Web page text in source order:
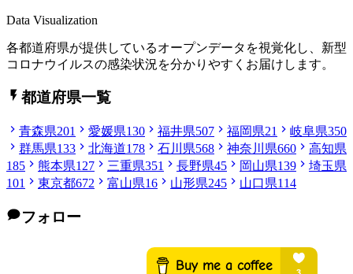
Data Visualization
各都道府県が提供しているオープンデータを視覚化し、新型
コロナウイルスの感染状況を分かりやすくお届けします。
都道府県一覧
青森県201 愛媛県130 福井県507 福岡県21 岐阜県350
群馬県133 北海道178 石川県568 神奈川県660
高知県
185
熊本県127 三重県351 長野県45 岡山県139
埼玉県
101
東京都672 富山県16 山形県245 山口県114
フォロー